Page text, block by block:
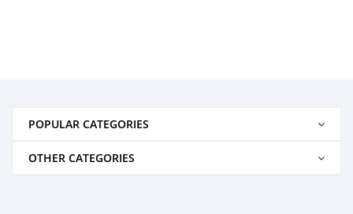
POPULAR CATEGORIES
OTHER CATEGORIES